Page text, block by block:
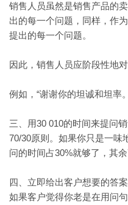
销售人员虽然是销售产品的
出的每一个问题，同样，作
提出的每一个问题。
因此，销售人员应阶段性地
例如， “谢谢你的坦诚和坦率
三、用30 010的时间来提问
70/30原则。如果你只是一味
问的时间占30%就够了，其
四、立即给出客户想要的答案
如果客户觉得你老是在用问